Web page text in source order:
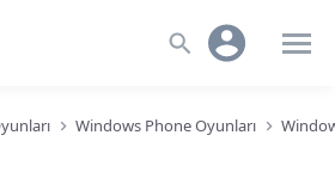
Windows Phone Oyunları